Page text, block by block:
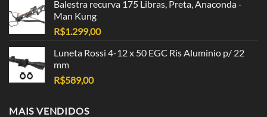
Balestra recurva 175 Libras, Preta, Anaconda -
Man Kung
R$1.299,00
Luneta Rossi 4-12 x 50 EGC Ris Aluminio p/ 22
mm
R$589,00
MAIS VENDIDOS